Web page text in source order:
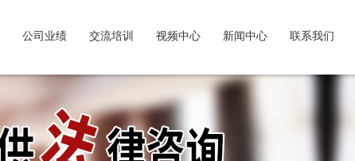
公司业绩 交流培训 视频中心 新闻中心 联系我们